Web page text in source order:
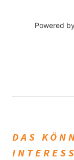
Powered
DAS